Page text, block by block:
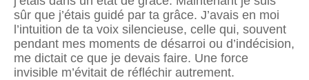
sûr que j’étais guidé par ta grâce. J’avais en moi
l’intuition de ta voix silencieuse, celle qui, souvent
pendant mes moments de désarroi ou d’indécision,
me dictait ce que je devais faire. Une force
invisible m’évitait de réfléchir autrement.